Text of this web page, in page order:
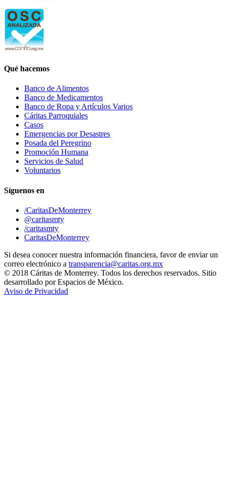
Qué hacemos
Banco de Alimentos
Banco de Medicamentos
Banco de Ropa y Artículos Varios
Cáritas Parroquiales
Casos
Emergencias por Desastres
Posada del Peregrino
Promoción Humana
Servicios de Salud
Voluntarios
Síguenos en
/CaritasDeMonterrey
@caritasmty
/caritasmty
CaritasDeMonterrey
Si desea conocer nuestra información financiera, favor de enviar un
correo electrónico a transparencia@caritas.org.mx
© 2018 Cáritas de Monterrey. Todos los derechos reservados. Sitio
desarrollado por Espacios de México.
Aviso de Privacidad